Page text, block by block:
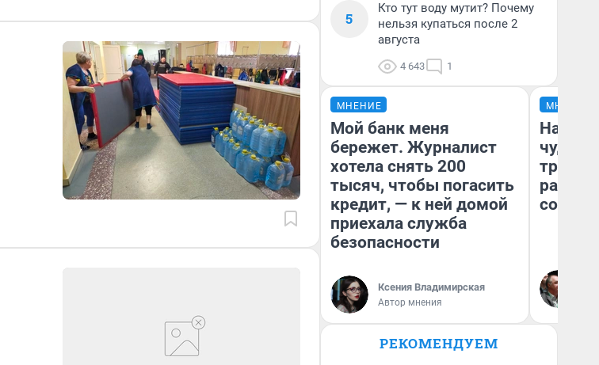
5
Кто тут воду мутит? Почему
нельзя купаться после 2
августа
4 643 1
МНЕНИЕ
Мой банк меня
бережет. Журналист
хотела снять 200
тысяч, чтобы погасить
кредит, — к ней домой
приехала служба
безопасности
Ксения Владимирская
Автор мнения
МНЕНИЕ
чудом
РЕКОМЕНДУЕМ